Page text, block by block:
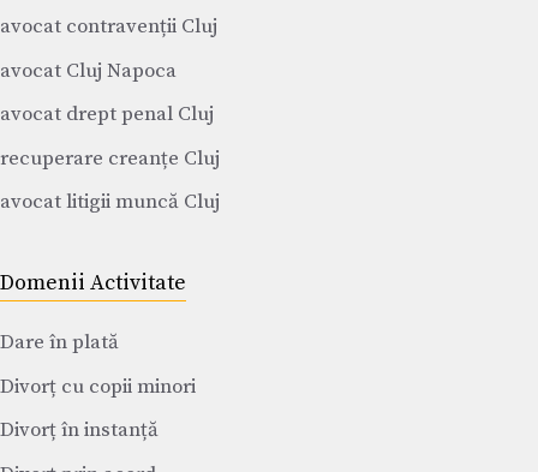
avocat contravenții Cluj
avocat Cluj Napoca
avocat drept penal Cluj
recuperare creanțe Cluj
avocat litigii muncă Cluj
Domenii Activitate
Dare în plată
Divorț cu copii minori
Divorț în instanță